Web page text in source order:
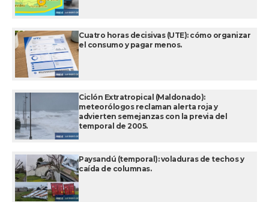
Cuatro horas decisivas (UTE): cómo organizar
el consumo y pagar menos.
Ciclón Extratropical (Maldonado):
meteorólogos reclaman alerta roja y
advierten semejanzas con la previa del
temporal de 2005.
Paysandú (temporal): voladuras de techos y
caída de columnas.